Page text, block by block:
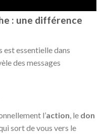
: une différence
est essentielle dans
des messages
l’action , le don
sort de vous vers le